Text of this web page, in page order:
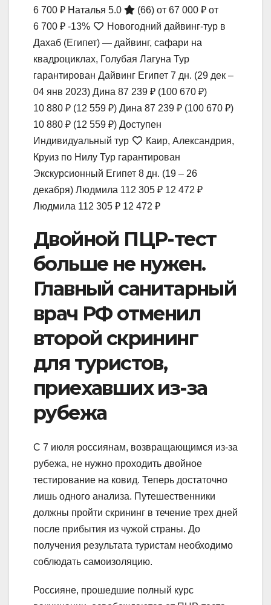
6 700 ₽ Наталья 5.0 (66) от 67 000 ₽ от
6 700 ₽ -13%
Новогодний дайвинг-тур в
Дахаб (Египет) — дайвинг, сафари на
квадроциклах, Голубая Лагуна Тур
гарантирован Дайвинг Египет 7 дн. (29 дек –
04 янв 2023) Дина 87 239 ₽ (100 670 ₽)
10 880 ₽ (12 559 ₽) Дина 87 239 ₽ (100 670 ₽)
10 880 ₽ (12 559 ₽) Доступен
Индивидуальный тур
Каир, Александрия,
Круиз по Нилу Тур гарантирован
Экскурсионный Египет 8 дн. (19 – 26
декабря) Людмила 112 305 ₽ 12 472 ₽
Людмила 112 305 ₽ 12 472 ₽
Двойной ПЦР-тест
больше не нужен.
Главный санитарный
врач РФ отменил
второй скрининг
для туристов,
приехавших из-за
рубежа
С 7 июля россиянам, возвращающимся из-за
рубежа, не нужно проходить двойное
тестирование на ковид. Теперь достаточно
лишь одного анализа. Путешественники
должны пройти скрининг в течение трех дней
после прибытия из чужой страны. До
получения результата туристам необходимо
соблюдать самоизоляцию.
Россияне, прошедшие полный курс